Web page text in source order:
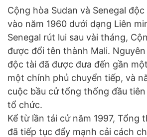
Cộng hòa Sudan và Senegal
vào năm 1960 dưới dạng Liên
Senegal rút lui sau vài tháng,
được đổi tên thành Mali.
độc tài đã được đưa đến gần
một chính phủ chuyển tiếp, và
cuộc bầu cử tổng thống đầu
tổ chức.
Kể từ lần tái cử năm 1997, Tổng
đã tiếp tục đẩy mạnh cải cách